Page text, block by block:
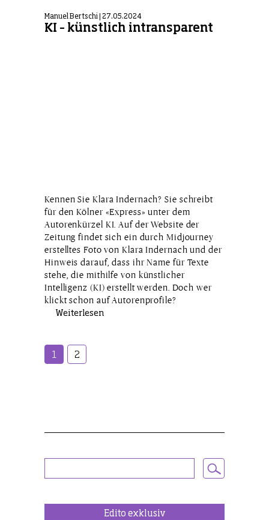
Manuel Bertschi | 27.05.2024
KI – künstlich intransparent
Kennen Sie Klara Indernach? Sie schreibt
für den Kölner «Express» unter dem
Autorenkürzel KI. Auf der Website der
Zeitung findet sich ein durch Midjourney
erstelltes Foto von Klara Indernach und der
Hinweis darauf, dass ihr Name für Texte
stehe, die mithilfe von künstlicher
Intelligenz (KI) erstellt werden. Doch wer
klickt schon auf Autorenprofile?
Weiterlesen
1 2
Edito exklusiv